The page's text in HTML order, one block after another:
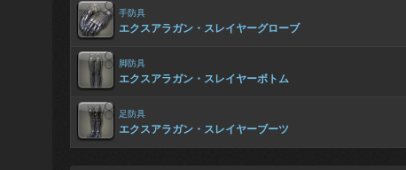
手防具
エクスアラガン・スレイヤーグローブ
脚防具
エクスアラガン・スレイヤーボトム
足防具
エクスアラガン・スレイヤーブーツ